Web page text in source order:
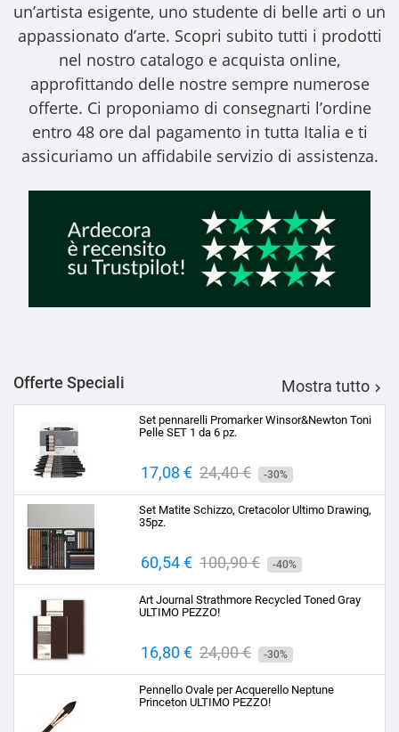
un’artista esigente, uno studente di belle arti o un
appassionato d’arte. Scopri subito tutti i prodotti
nel nostro catalogo e acquista online,
approfittando delle nostre sempre numerose
offerte. Ci proponiamo di consegnarti l’ordine
entro 48 ore dal pagamento in tutta Italia e ti
assicuriamo un affidabile servizio di assistenza.
Offerte Speciali Mostra tutto 
Set pennarelli Promarker Winsor&Newton Toni
Pelle SET 1 da 6 pz.
Prezzo
17,08 € Prezzo
base
24,40 € -30%
Set Matite Schizzo, Cretacolor Ultimo Drawing,
35pz.
Prezzo
60,54 € Prezzo
base
100,90 € -40%
Art Journal Strathmore Recycled Toned Gray
ULTIMO PEZZO!
Prezzo
16,80 € Prezzo
base
24,00 € -30%
Pennello Ovale per Acquerello Neptune
Princeton ULTIMO PEZZO!